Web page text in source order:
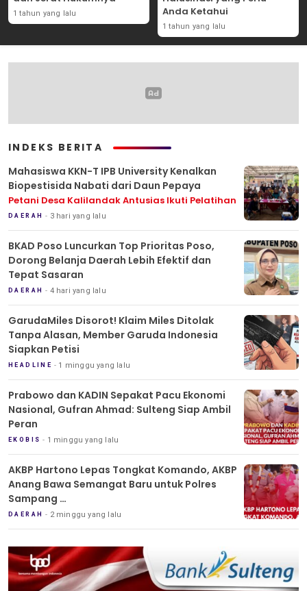
1 tahun yang lalu
Anda Ketahui
1 tahun yang lalu
INDEKS BERITA
Mahasiswa KKN-T IPB University Kenalkan
Biopestisida Nabati dari Daun Pepaya
Petani Desa Kalilandak Antusias Ikuti Pelatihan
DAERAH 3 hari yang lalu
BKAD Poso Luncurkan Top Prioritas Poso,
Dorong Belanja Daerah Lebih Efektif dan
Tepat Sasaran
DAERAH 4 hari yang lalu
GarudaMiles Disorot! Klaim Miles Ditolak
Tanpa Alasan, Member Garuda Indonesia
Siapkan Petisi
HEADLINE 1 minggu yang lalu
Prabowo dan KADIN Sepakat Pacu Ekonomi
Nasional, Gufran Ahmad: Sulteng Siap Ambil
Peran
EKOBIS 1 minggu yang lalu
AKBP Hartono Lepas Tongkat Komando, AKBP
Anang Bawa Semangat Baru untuk Polres
Sampang
Tradisi Pedang Pora Iringi Sertijab Kapolres
Sampang
DAERAH 2 minggu yang lalu